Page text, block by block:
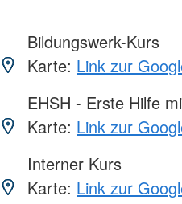
Bildungswerk-Kurs
Karte: Link zur
EHSH - Erste Hilfe
Karte: Link zur
Interner Kurs
Karte: Link zur